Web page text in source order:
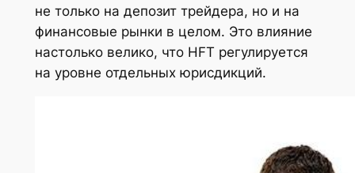
не только на депозит трейдера, но и на
финансовые рынки в целом. Это влияние
настолько велико, что HFT регулируется
на уровне отдельных юрисдикций.